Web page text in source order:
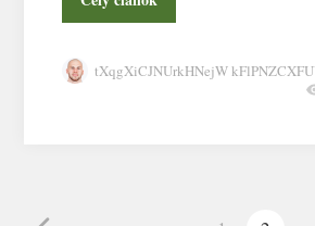
tXqgXiCJNUrkHNejW